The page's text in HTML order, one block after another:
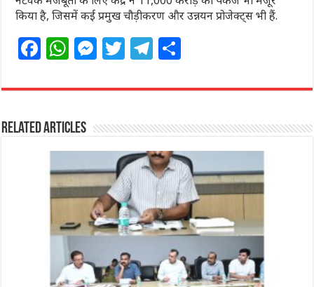
किया है, जिसमें कई प्रमुख चौड़ीकरण और उन्नयन प्रोजेक्ट्स भी हैं.
F
c
e
b
o
o
k
W
at
s
A
p
p
M
ss
n
g
e
r
T
itt
r
T
e
ra
m
ar
Related Articles